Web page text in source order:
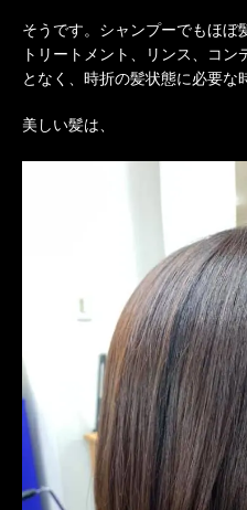
そうです。シャンプーでもほぼ
トリートメント、リンス、コ
となく、時折の髪状態に必要な
美しい髪は、